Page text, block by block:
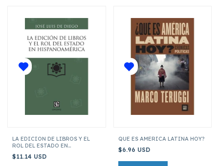
LA EDICION DE LIBROS Y EL
ROL DEL ESTADO EN
$11.14 USD
QUE ES AMERICA LATINA HOY?
$6.96 USD